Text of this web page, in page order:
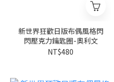
新世界狂歡日版布偶風格閃
閃壓克力鑰匙圈-奧利文
NT$480